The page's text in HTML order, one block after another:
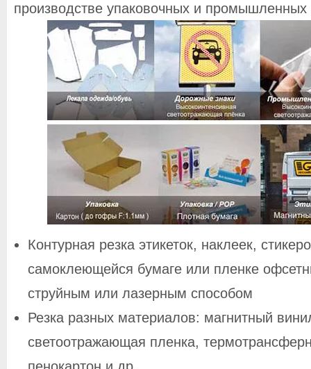
производстве упаковочных и
Контурная резка этикеток, наклеек,
самоклеющейся бумаге или пленке
струйным или лазерным способом
Резка разных материалов: магнитный
светоотражающая пленка,